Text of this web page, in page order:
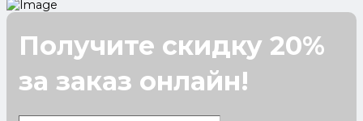
Получите скидку 20%
за заказ онлайн!